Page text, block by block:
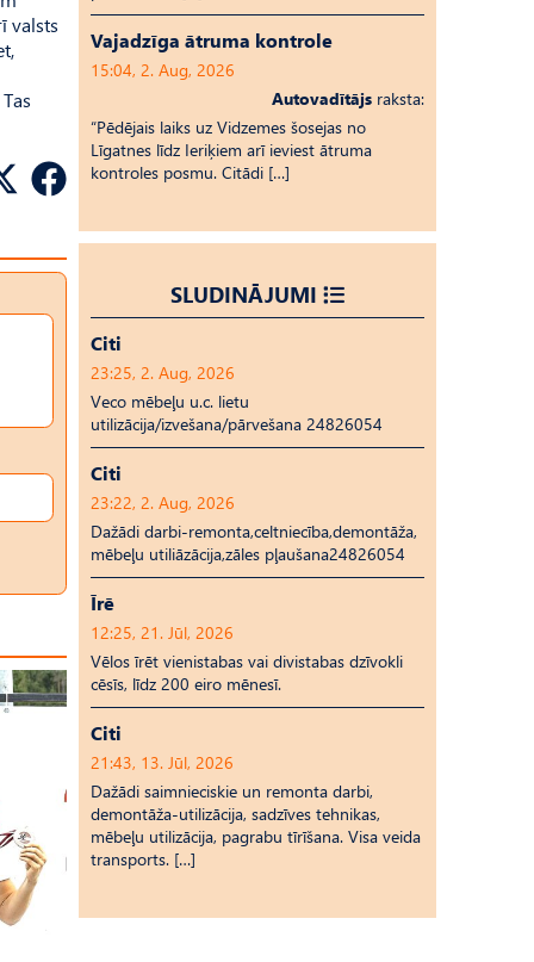
valsts
Vajadzīga ātruma kontrole
15:04, 2. Aug, 2026
Autovadītājs raksta:
“Pēdējais laiks uz Vid­ze­mes šosejas no
Līgatnes līdz Ieriķiem arī ieviest ātruma
kontroles posmu. Citādi […]
SLUDINĀJUMI
Citi
23:25, 2. Aug, 2026
Veco mēbeļu u.c. lietu
utilizācija/izvešana/pārvešana 24826054
Citi
23:22, 2. Aug, 2026
Dažādi darbi-remonta,celtniecība,demontāža,
mēbeļu utiliāzācija,zāles pļaušana24826054
Īrē
12:25, 21. Jūl, 2026
Vēlos īrēt vienistabas vai divistabas dzīvokli
cēsīs, līdz 200 eiro mēnesī.
Citi
21:43, 13. Jūl, 2026
Dažādi saimnieciskie un remonta darbi,
demontāža-utilizācija, sadzīves tehnikas,
mēbeļu utilizācija, pagrabu tīrīšana. Visa veida
transports. […]